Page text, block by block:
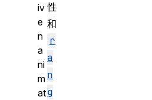
性
和
r
a
n
g
iv
e
n
a
ni
m
at